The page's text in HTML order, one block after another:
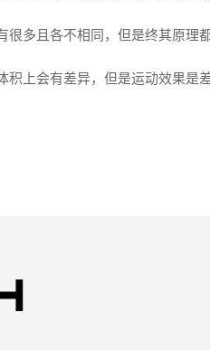
很多且各不相同，但是终其原理
积上会有差异，但是运动效果是